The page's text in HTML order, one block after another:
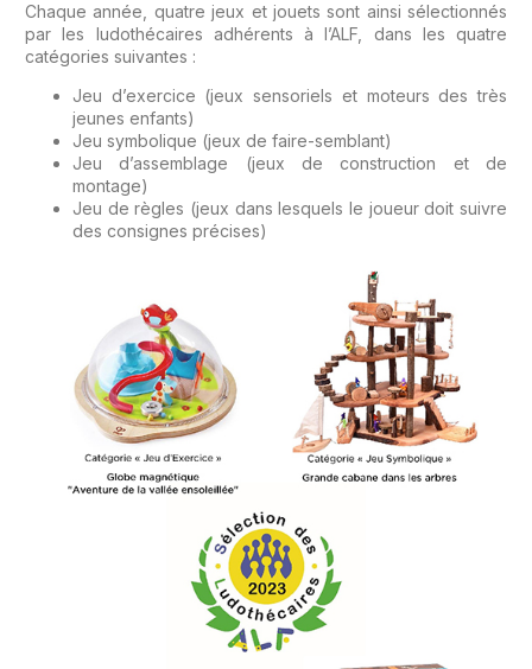
Chaque année, quatre jeux et jouets sont ainsi sélectionnés
par les ludothécaires adhérents à l’ALF, dans les quatre
catégories suivantes :
Jeu d’exercice (jeux sensoriels et moteurs des très
jeunes enfants)
Jeu symbolique (jeux de faire-semblant)
Jeu d’assemblage (jeux de construction et de
montage)
Jeu de règles (jeux dans lesquels le joueur doit suivre
des consignes précises)